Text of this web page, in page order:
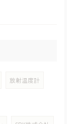
放射温度計